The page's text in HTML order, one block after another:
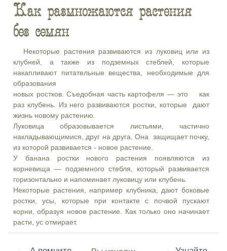
Как размножаются растения
без семян
Некоторые растения развиваются из луковиц или из
клубней, а также из подземных стеблей, которые
накапливают питательные вещества, необходимые для
образования
новых ростков. Съедобная часть картофеля — это как
раз клубень. Из него развиваются ростки, которые дают
жизнь новому растению.
Луковица образовывается листьями, частично
накладывающимися, друг на друга. Она защищает почку,
из которой развивается - новое растение.
У банана ростки нового растения появляются из
корневища — подземного стебля, который развивается
горизонтально и напоминает луковицу или клубень.
Некоторые растения, например клубника, дают боковые
ростки, усы, которые при контакте с почвой пускают
корни, образуя новое растение. Как только оно начинает
расти, ус отмирает.